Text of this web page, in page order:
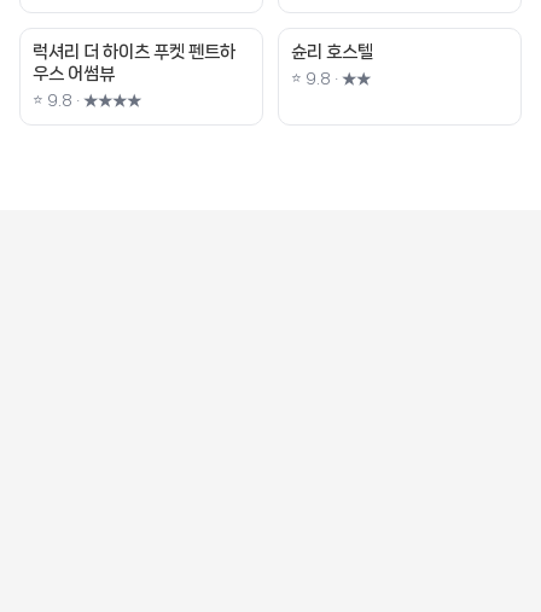
럭셔리 더 하이츠 푸켓 펜트하
우스 어썸뷰
⭐ 9.8 · ★★★★
슌리 호스텔
⭐ 9.8 · ★★